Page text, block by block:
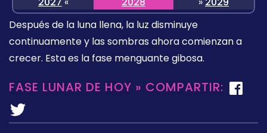
Después de la luna llena, la luz disminuye
continuamente y las sombras ahora comienzan a
crecer. Esta es la fase menguante gibosa.
FASE LUNAR DE HOY » COMPARTIR: